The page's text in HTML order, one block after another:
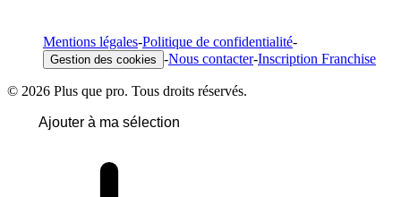
Mentions légales-Politique de confidentialité-
Gestion des cookies -Nous contacter-Inscription Franchise
© 2026 Plus que pro. Tous droits réservés.
Ajouter à ma sélection